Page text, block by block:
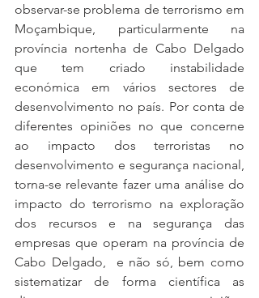
observar-se problema de terrorismo em
Moçambique, particularmente na
província nortenha de Cabo Delgado
que tem criado instabilidade
económica em vários sectores de
desenvolvimento no país. Por conta de
diferentes opiniões no que concerne
ao impacto dos terroristas no
desenvolvimento e segurança nacional,
torna-se relevante fazer uma análise do
impacto do terrorismo na exploração
dos recursos e na segurança das
empresas que operam na província de
Cabo Delgado,  e não só, bem como
sistematizar de forma científica as